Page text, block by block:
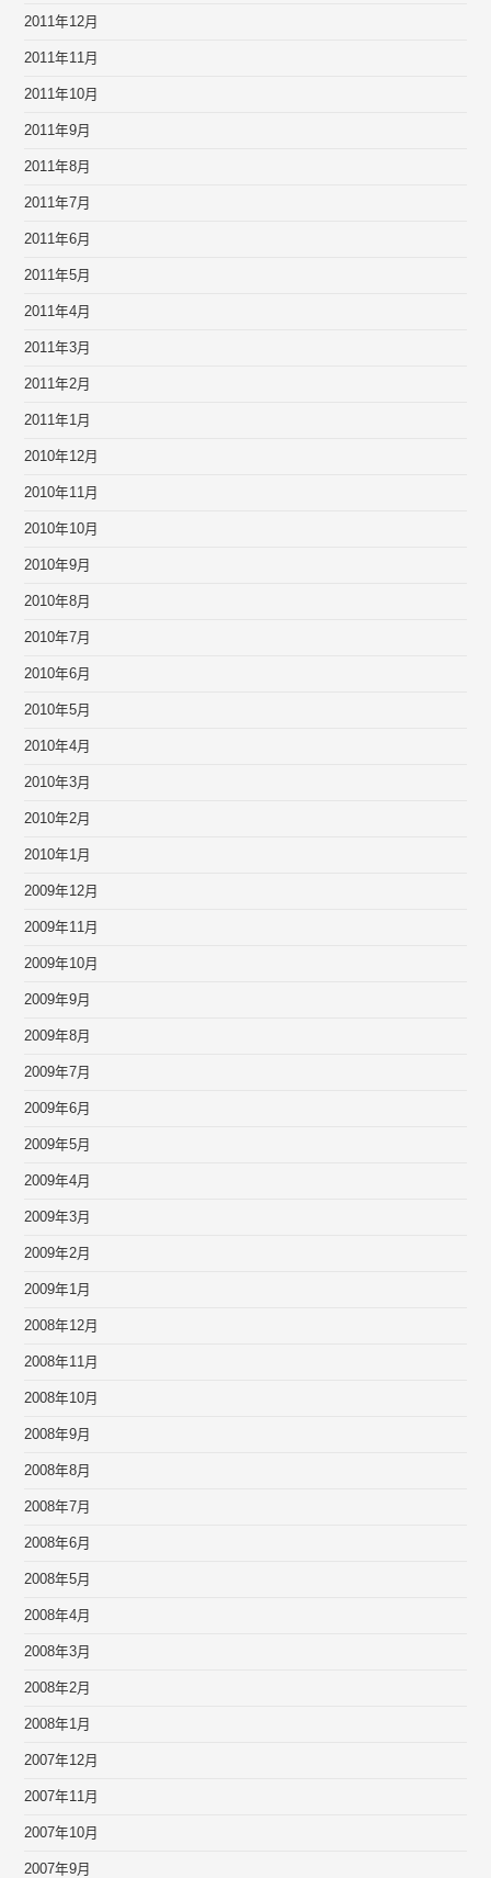
2011年12月
2011年11月
2011年10月
2011年9月
2011年8月
2011年7月
2011年6月
2011年5月
2011年4月
2011年3月
2011年2月
2011年1月
2010年12月
2010年11月
2010年10月
2010年9月
2010年8月
2010年7月
2010年6月
2010年5月
2010年4月
2010年3月
2010年2月
2010年1月
2009年12月
2009年11月
2009年10月
2009年9月
2009年8月
2009年7月
2009年6月
2009年5月
2009年4月
2009年3月
2009年2月
2009年1月
2008年12月
2008年11月
2008年10月
2008年9月
2008年8月
2008年7月
2008年6月
2008年5月
2008年4月
2008年3月
2008年2月
2008年1月
2007年12月
2007年11月
2007年10月
2007年9月